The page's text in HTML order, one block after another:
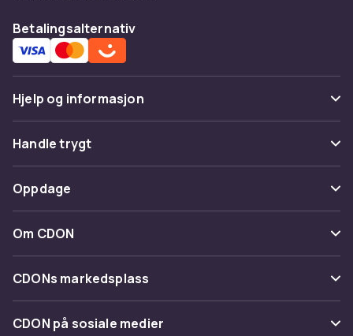
Betalingsalternativ
Hjelp og informasjon
Vanlige spørsmål
Spor pakke
Angre & returner her
Kontakt oss
Handle trygt
Betaling
Levering
Tilbakekallinger
Oppdage
Kategorier
Varemerker
Om CDON
Om oss
Kundeanmeldelser
CDONs markedsplass
Merchant Help Center
CDON på sosiale medier